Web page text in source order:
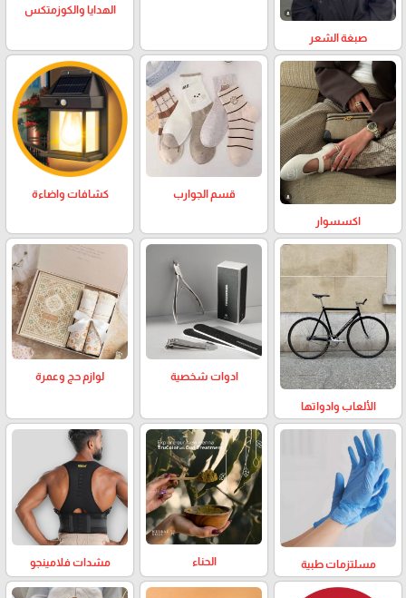
صبغة الشعر
الهدايا والكوزمتكس
اكسسوار
قسم الجوارب كشافات واضاءة
الألعاب وادواتها
ادوات شخصية لوازم حج وعمرة
مسلتزمات طبية الحناء مشدات فلامينجو